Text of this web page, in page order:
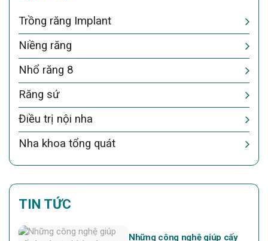
Trồng răng Implant
Niềng răng
Nhổ răng 8
Răng sứ
Điều trị nội nha
Nha khoa tổng quát
TIN TỨC
Những công nghệ giúp cấy